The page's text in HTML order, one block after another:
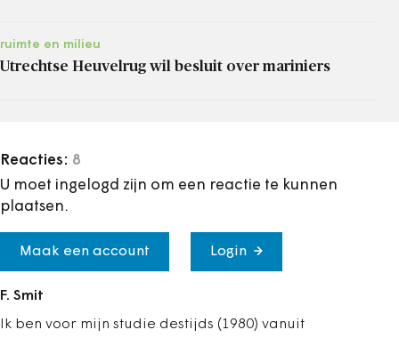
ruimte en milieu
Utrechtse Heuvelrug wil besluit over mariniers
Reacties: 8
U moet ingelogd zijn om een reactie te kunnen
plaatsen.
Maak een account Login
F. Smit
Ik ben voor mijn studie destijds (1980) vanuit